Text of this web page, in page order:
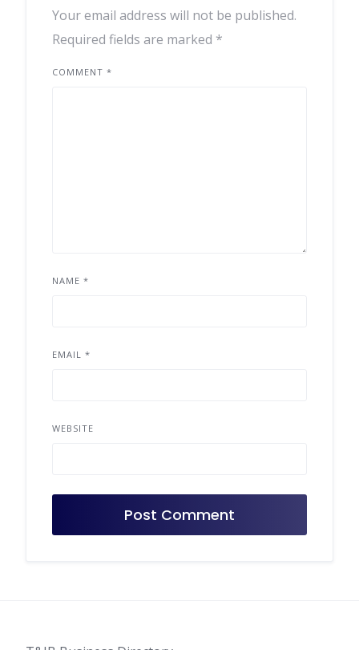
Your email address will not be published.
Required fields are marked *
COMMENT *
NAME *
EMAIL *
WEBSITE